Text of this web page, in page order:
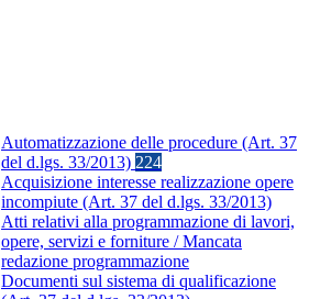
Automatizzazione delle procedure (Art. 37
del d.lgs. 33/2013) 224
Acquisizione interesse realizzazione opere
incompiute (Art. 37 del d.lgs. 33/2013)
Atti relativi alla programmazione di lavori,
opere, servizi e forniture / Mancata
redazione programmazione
Documenti sul sistema di qualificazione